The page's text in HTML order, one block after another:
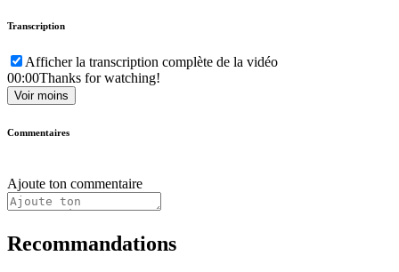
Transcription
Afficher la transcription complète de la vidéo
00:00Thanks for watching!
Voir moins
Commentaires
Ajoute ton commentaire
Recommandations